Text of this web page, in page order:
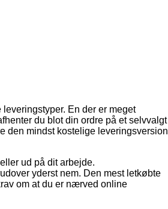
En der er meget
du blot din ordre på et selvvalgt
den mindst kostelige leveringsversion
ud på dit arbejde.
yderst nem. Den mest letkøbte
om at du er nærved online